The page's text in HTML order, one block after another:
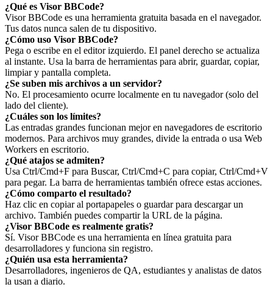
¿Qué es Visor BBCode?
Visor BBCode es una herramienta gratuita basada en el navegador.
Tus datos nunca salen de tu dispositivo.
¿Cómo uso Visor BBCode?
Pega o escribe en el editor izquierdo. El panel derecho se actualiza
al instante. Usa la barra de herramientas para abrir, guardar, copiar,
limpiar y pantalla completa.
¿Se suben mis archivos a un servidor?
No. El procesamiento ocurre localmente en tu navegador (solo del
lado del cliente).
¿Cuáles son los límites?
Las entradas grandes funcionan mejor en navegadores de escritorio
modernos. Para archivos muy grandes, divide la entrada o usa Web
Workers en escritorio.
¿Qué atajos se admiten?
Usa Ctrl/Cmd+F para Buscar, Ctrl/Cmd+C para copiar, Ctrl/Cmd+V
para pegar. La barra de herramientas también ofrece estas acciones.
¿Cómo comparto el resultado?
Haz clic en copiar al portapapeles o guardar para descargar un
archivo. También puedes compartir la URL de la página.
¿Visor BBCode es realmente gratis?
Sí. Visor BBCode es una herramienta en línea gratuita para
desarrolladores y funciona sin registro.
¿Quién usa esta herramienta?
Desarrolladores, ingenieros de QA, estudiantes y analistas de datos
la usan a diario.